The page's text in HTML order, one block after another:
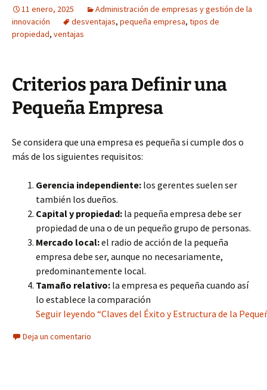
11 enero, 2025
Administración de empresas y gestión de la
innovación
desventajas, pequeña empresa, tipos de
propiedad, ventajas
Criterios para Definir una
Pequeña Empresa
Se considera que una empresa es pequeña si cumple dos o
más de los siguientes requisitos:
Gerencia independiente: los gerentes suelen ser
también los dueños.
Capital y propiedad: la pequeña empresa debe ser
propiedad de una o de un pequeño grupo de personas.
Mercado local:el radio de acción de la pequeña
empresa debe ser, aunque no necesariamente,
predominantemente local.
Tamaño relativo: la empresa es pequeña cuando así
lo establece la comparación
Seguir leyendo “Claves del Éxito y Estructura de la
Deja un comentario